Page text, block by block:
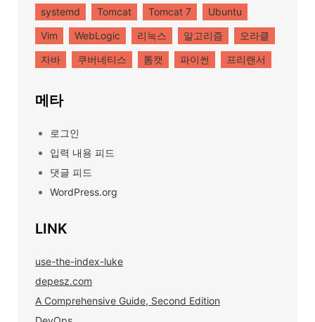
systemd
Tomcat Tomcat 7
Ubuntu
Vim
WebLogic 리눅스 알고리즘
오라클
자바
쿠버네티스 톰캣 파이썬 프리랜서
메타
로그인
입력 내용 피드
댓글 피드
WordPress.org
LINK
use-the-index-luke
depesz.com
A Comprehensive Guide, Second Edition